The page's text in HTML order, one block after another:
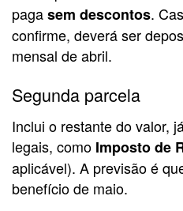
pagasem descontos.
confirme, deverá ser
mensal de abril.
Segunda parcela
Inclui o restante do valor,
legais, como Imposto de
aplicável). A previsão é
benefício de maio.